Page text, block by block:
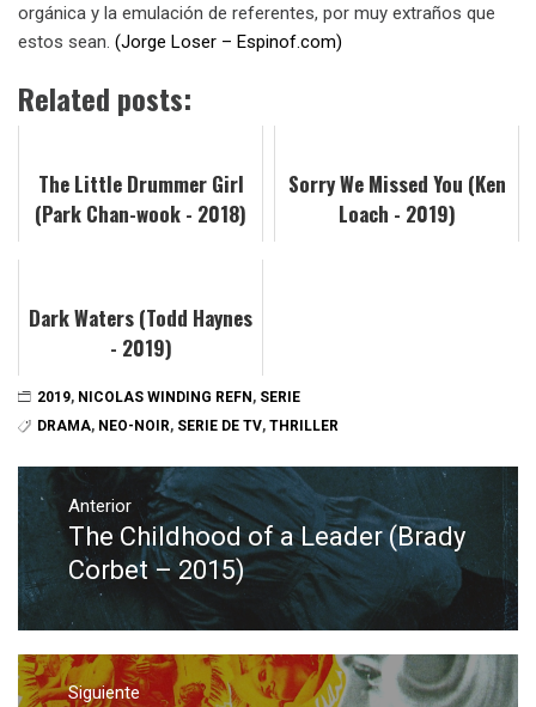
orgánica y la emulación de referentes, por muy extraños que
estos sean. (Jorge Loser – Espinof.com)
Related posts:
The Little Drummer Girl
(Park Chan-wook - 2018)
Sorry We Missed You (Ken
Loach - 2019)
Dark Waters (Todd Haynes
- 2019)
2019, NICOLAS WINDING REFN, SERIE
DRAMA, NEO-NOIR, SERIE DE TV, THRILLER
Navegación
de
entradas
Anterior
Entrada
anterior:
The Childhood of a Leader (Brady
Corbet – 2015)
Siguiente